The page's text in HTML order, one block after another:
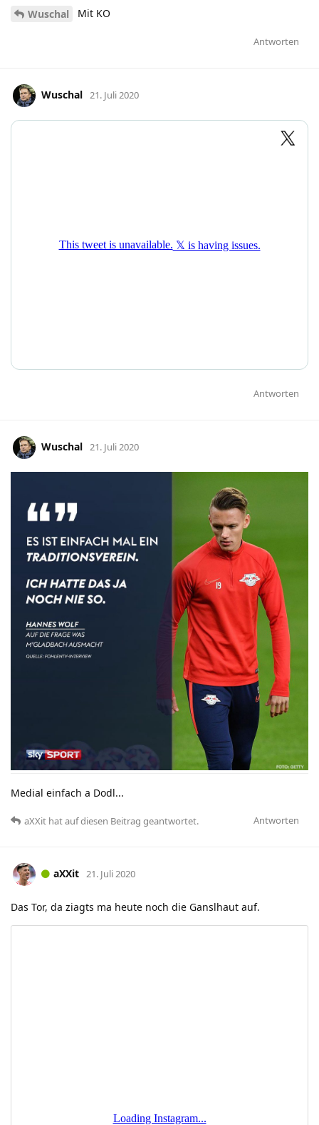
Wuschal Mit KO
Antworten
Wuschal 21. Juli 2020
Antworten
Wuschal 21. Juli 2020
Medial einfach a Dodl...
Antworten
aXXit hatauf diesen Beitrag geantwortet.
aXXit 21. Juli 2020
Das Tor, da ziagts ma heute noch die Ganslhaut auf.